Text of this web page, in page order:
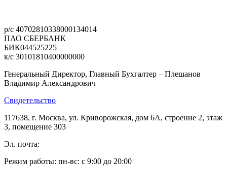
р/с 40702810338000134014
ПАО СБЕРБАНК
БИК044525225
к/с 30101810400000000
Генеральный Директор, Главный Бухгалтер – Плешанов
Владимир Александрович
Свидетельство
117638, г. Москва, ул. Криворожская, дом 6А, строение 2, этаж
3, помещение 303
Эл. почта:
Режим работы: пн-вс: с 9:00 до 20:00